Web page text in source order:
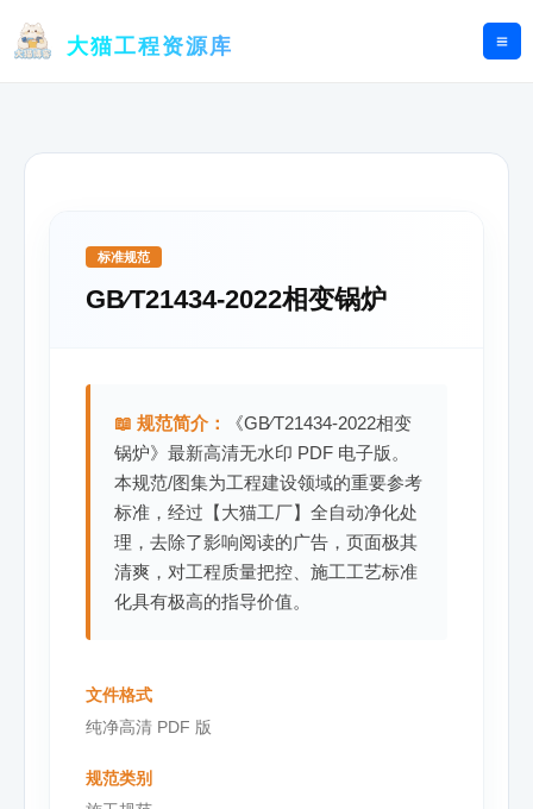
大猫工程资源库
标准规范
GB∕T21434-2022相变锅炉
📖 规范简介：
《GB∕T21434-2022相变
锅炉》最新高清无水印 PDF 电子版。
本规范/图集为工程建设领域的重要参考
标准，经过【大猫工厂】全自动净化处
理，去除了影响阅读的广告，页面极其
清爽，对工程质量把控、施工工艺标准
化具有极高的指导价值。
文件格式
纯净高清 PDF 版
规范类别